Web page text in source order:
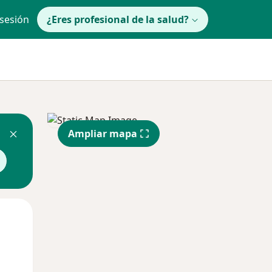
¿Eres profesional de la salud?
Ampliar mapa